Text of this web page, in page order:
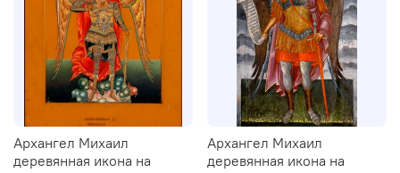
Архангел Михаил
деревянная икона на
Архангел Михаил
деревянная икона на